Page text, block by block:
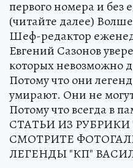
первого номера и без
(читайте далее)
Шеф-редактор
Евгений Сазонов
которых невозможно
Потому что они
умирают. Они не
Потому что всегда в
СТАТЬИ ИЗ
СМОТРИТЕ
ЛЕГЕНДЫ "КП"